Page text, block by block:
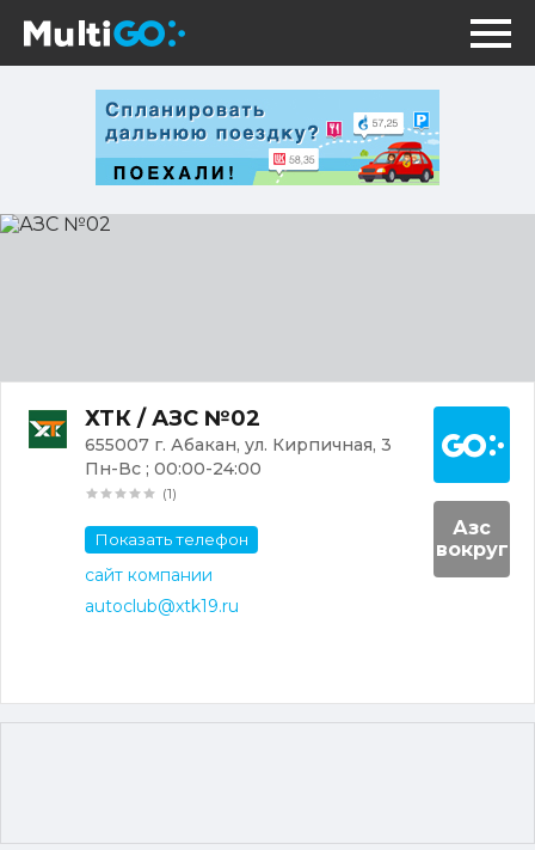
АЗС
ХТК / АЗС №02
655007 г. Абакан, ул. Кирпичная, 3
Пн-Вс ; 00:00-24:00
(1)
Показать телефон
сайт компании
autoclub@xtk19.ru
Азс
вокруг